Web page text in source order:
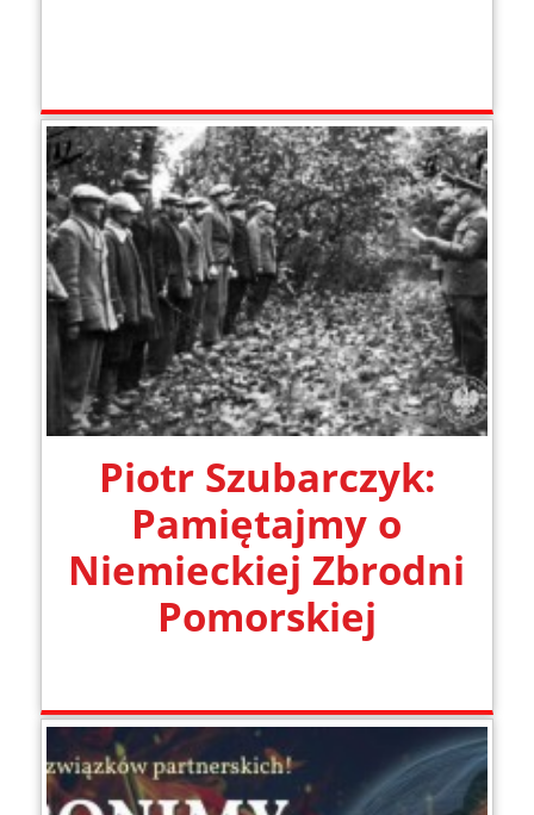
Piotr Szubarczyk:
Pamiętajmy o
Niemieckiej Zbrodni
Pomorskiej